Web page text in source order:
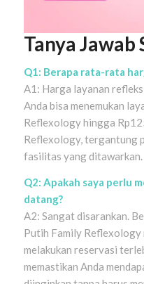
Tanya Jawab
Q1: Berapa rata-rata
A1: Harga layanan
Anda bisa menemukan
Reflexology hingga
Reflexology, tergantung
fasilitas yang ditawarkan.
Q2: Apakah saya perlu
datang?
A2: Sangat disarankan.
Putih Family Reflexology
melakukan reservasi
memastikan Anda